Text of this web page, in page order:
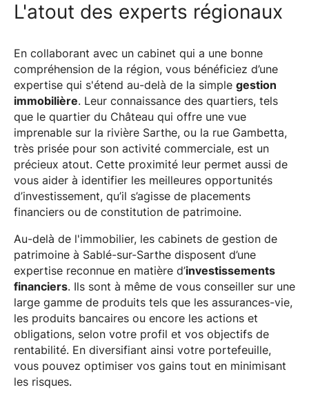
L'atout des experts régionaux
En collaborant avec un cabinet qui a une bonne
compréhension de la région, vous bénéficiez d’une
expertise qui s'étend au-delà de la simple gestion
immobilière. Leur connaissance des quartiers, tels
que le quartier du Château qui offre une vue
imprenable sur la rivière Sarthe, ou la rue Gambetta,
très prisée pour son activité commerciale, est un
précieux atout. Cette proximité leur permet aussi de
vous aider à identifier les meilleures opportunités
d’investissement, qu’il s’agisse de placements
financiers ou de constitution de patrimoine.
Au-delà de l'immobilier, les cabinets de gestion de
patrimoine à Sablé-sur-Sarthe disposent d’une
expertise reconnue en matière d’investissements
financiers. Ils sont à même de vous conseiller sur une
large gamme de produits tels que les assurances-vie,
les produits bancaires ou encore les actions et
obligations, selon votre profil et vos objectifs de
rentabilité. En diversifiant ainsi votre portefeuille,
vous pouvez optimiser vos gains tout en minimisant
les risques.